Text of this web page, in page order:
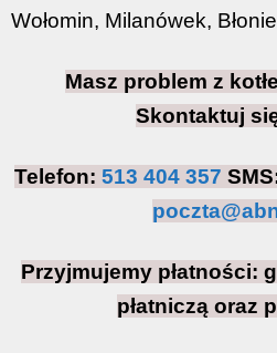
Wołomin, Milanówek,
Masz problem z
Skontaktuj
Telefon: 513 404 357
Przyjmujemy płatności:
płatniczą oraz